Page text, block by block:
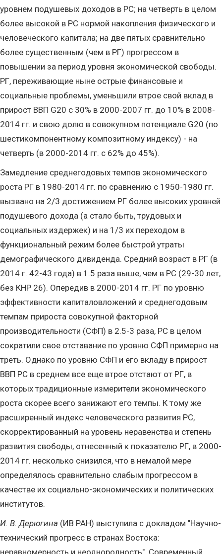
уровнем подушевых доходов в РС; на четверть в целом
более высокой в РС нормой накопления физического и
человеческого капитала; на две пятых сравнительно
более существенным (чем в РГ) прогрессом в
повышении за период уровня экономической свободы.
РГ, переживающие ныне острые финансовые и
социальные проблемы, уменьшили втрое свой вклад в
прирост ВВП G20 с 30% в 2000-2007 гг. до 10% в 2008-
2014 гг. и свою долю в совокупном потенциале G20 (по
шестикомпонентному композитному индексу) - на
четверть (в 2000-2014 гг. с 62% до 45%).
Замедление среднегодовых темпов экономического
роста РГ в 1980-2014 гг. по сравнению с 1950-1980 гг.
вызвано на 2/3 достижением РГ более высоких уровней
подушевого дохода (а стало быть, трудовых и
социальных издержек) и на 1/3 их переходом в
функциональный режим более быстрой утраты
демографического дивиденда. Средний возраст в РГ (в
2014 г. 42-43 года) в 1.5 раза выше, чем в РС (29-30 лет,
без КНР 26). Опередив в 2000-2014 гг. РГ по уровню
эффективности капиталовложений и среднегодовым
темпам прироста совокупной факторной
производительности (СФП) в 2.5-3 раза, РС в целом
сократили свое отставание по уровню СФП примерно на
треть. Однако по уровню СФП и его вкладу в прирост
ВВП РС в среднем все еще втрое отстают от РГ, в
которых традиционные измерители экономического
роста скорее всего занижают его темпы. К тому же
расширенный индекс человеческого развития РС,
скорректированный на уровень неравенства и степень
развития свободы, отнесенный к показателю РГ, в 2000-
2014 гг. несколько снизился, что в немалой мере
определялось сравнительно слабым прогрессом в
качестве их социально-экономических и политических
институтов.
И. В. Дерюгина (ИВ РАН) выступила с докладом "Научно-
технический прогресс в странах Востока:
неравномерность и неоднородность". Современный